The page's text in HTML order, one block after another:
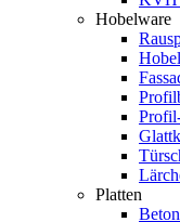
Hobelware
Platten